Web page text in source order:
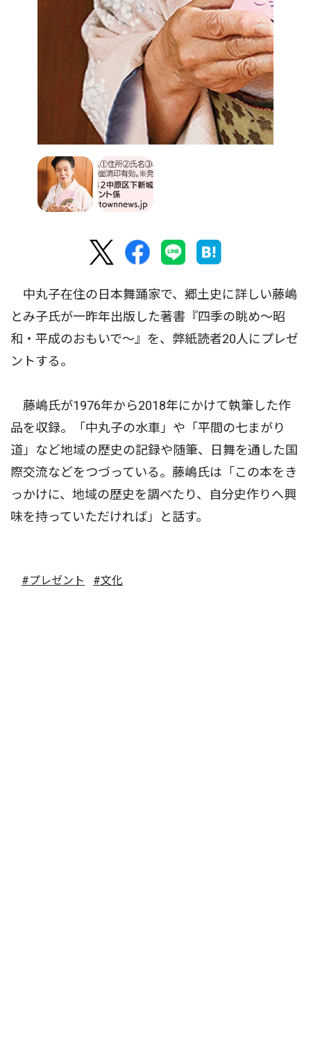
中丸子在住の日本舞踊家で、郷土史に詳しい藤嶋
とみ子氏が一昨年出版した著書『四季の眺め〜昭
和・平成のおもいで〜』を、弊紙読者20人にプレゼ
ントする。
藤嶋氏が1976年から2018年にかけて執筆した作
品を収録。「中丸子の水車」や「平間の七まがり
道」など地域の歴史の記録や随筆、日舞を通した国
際交流などをつづっている。藤嶋氏は「この本をき
っかけに、地域の歴史を調べたり、自分史作りへ興
味を持っていただければ」と話す。
#プレゼント #文化